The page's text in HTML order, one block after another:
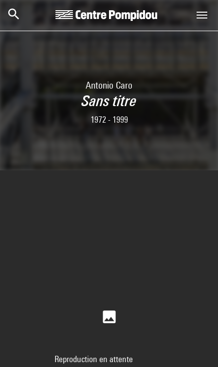
Antonio Caro
Sans titre
1972 - 1999
Reproduction en attente